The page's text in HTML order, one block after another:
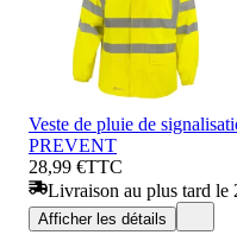
Veste de pluie de
PREVENT
28,99 €TTC
Livraison au plus tard le
Afficher les détails